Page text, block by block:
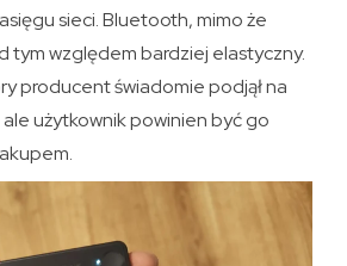
sieci. Bluetooth, mimo że
tym względem bardziej elastyczny.
producent świadomie podjął na
użytkownik powinien być go